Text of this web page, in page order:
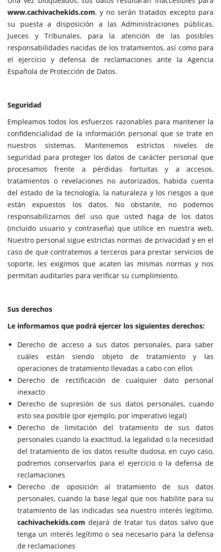
www.cachivachekids.com, y no serán tratados excepto para
su puesta a disposición a las Administraciones públicas,
Jueces y Tribunales, para la atención de las posibles
responsabilidades nacidas de los tratamientos, así como para
el ejercicio y defensa de reclamaciones ante la Agencia
Española de Protección de Datos.
Seguridad
Empleamos todos los esfuerzos razonables para mantener la
confidencialidad de la información personal que se trate en
nuestros sistemas. Mantenemos estrictos niveles de
seguridad para proteger los datos de carácter personal que
procesamos frente a pérdidas fortuitas y a accesos,
tratamientos o revelaciones no autorizados, habida cuenta
del estado de la tecnología, la naturaleza y los riesgos a que
están expuestos los datos. No obstante, no podemos
responsabilizarnos del uso que usted haga de los datos
(incluido usuario y contraseña) que utilice en nuestra web.
Nuestro personal sigue estrictas normas de privacidad y en el
caso de que contratemos a terceros para prestar servicios de
soporte, les exigimos que acaten las mismas normas y nos
permitan auditarles para verificar su cumplimiento.
Sus derechos
Le informamos que podrá ejercer los siguientes derechos:
Derecho de acceso a sus datos personales, para saber
cuáles están siendo objeto de tratamiento y las
operaciones de tratamiento llevadas a cabo con ellos
Derecho de rectificación de cualquier dato personal
inexacto
Derecho de supresión de sus datos personales, cuando
esto sea posible (por ejemplo, por imperativo legal)
Derecho de limitación del tratamiento de sus datos
personales cuando la exactitud, la legalidad o la necesidad
del tratamiento de los datos resulte dudosa, en cuyo caso,
podremos conservarlos para el ejercicio o la defensa de
reclamaciones
Derecho de oposición al tratamiento de sus datos
personales, cuando la base legal que nos habilite para su
tratamiento de las indicadas sea nuestro interés legítimo.
cachivachekids.comdejará de tratar tus datos salvo que
tenga un interés legítimo o sea necesario para la defensa
de reclamaciones